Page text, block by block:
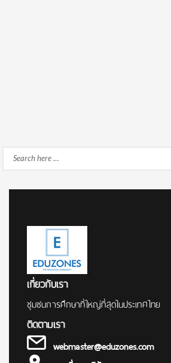
Search
เกี่ยวกับเรา
ชุมชนการศึกษาที่ใหญ่ที่สุดในประเทศไทย
ติดตามเรา
webmaster@eduzones.com